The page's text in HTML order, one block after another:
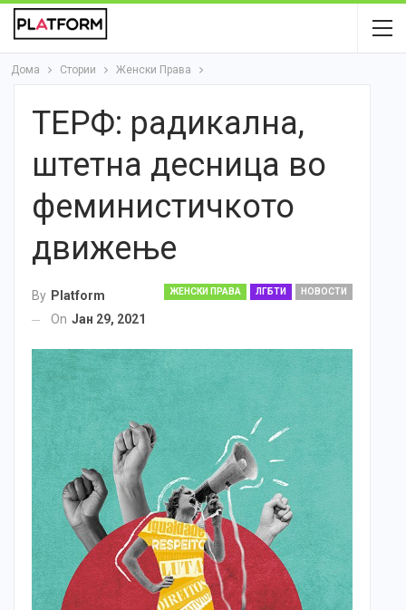
Дома Стории Женски Права
ТЕРФ: радикална,
штетна десница во
феминистичкото
движење
ЖЕНСКИ ПРАВА ЛГБТИ НОВОСТИ
By Platform
On Јан 29, 2021